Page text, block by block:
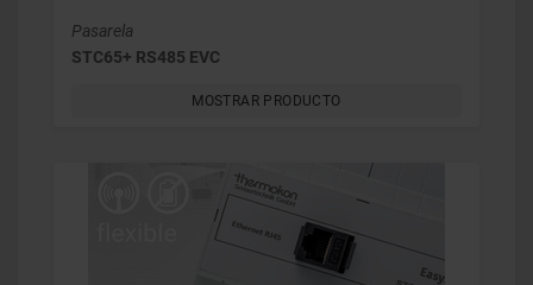
Pasarela
STC65+ RS485 EVC
MOSTRAR PRODUCTO